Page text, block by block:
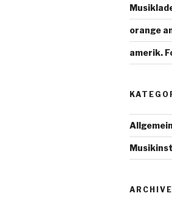
orange
amerik.
Allgemein
ARCHIVE